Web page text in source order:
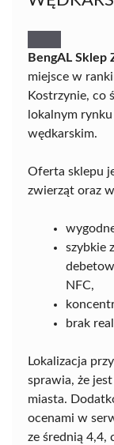
BengAL Sklep
miejsce w
Kostrzynie, co
lokalnym
wędkarskim.
Oferta sklepu
zwierząt oraz
szybkie
NFC,
brak
Lokalizacja
sprawia, że
miasta.
ocenami w
ze średnią 4,4,